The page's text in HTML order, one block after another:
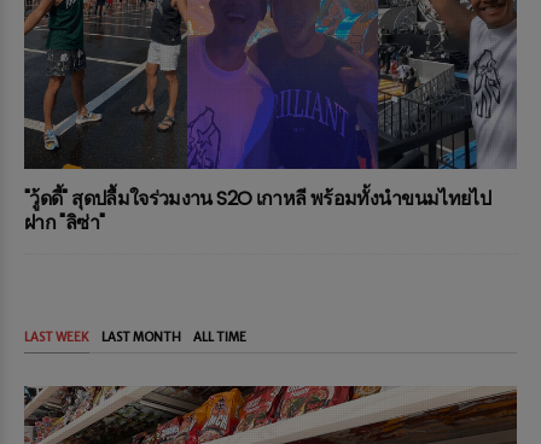
"วู้ดดี้" สุดปลื้มใจร่วมงาน S2O เกาหลี พร้อมทั้งนำขนมไทยไป
ฝาก "ลิซ่า"
LAST WEEK LAST MONTH ALL TIME